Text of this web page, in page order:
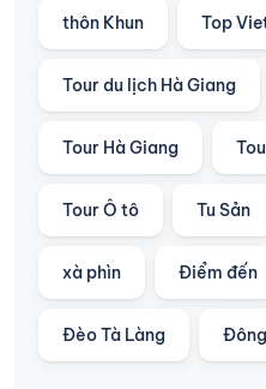
thôn Khun Top
Tour du lịch Hà Giang
Tour Hà Giang
Tour Ô tô Tu Sản
xà phìn Điểm đến
Đèo Tà Làng